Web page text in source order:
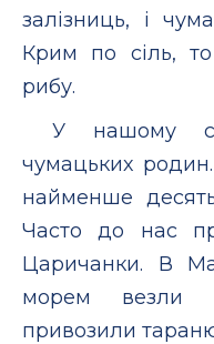
залізниць, і
Крим по сіль,
рибу.
У нашому
чумацьких
найменше
Часто до нас
Царичанки. В
морем везли
привозили